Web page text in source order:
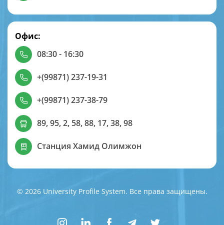
Офис:
08:30 - 16:30
+(99871) 237-19-31
+(99871) 237-38-79
89, 95, 2, 58, 88, 17, 38, 98
Станция Хамид Олимжон
© 2026 University Profile System. Все права защищены.